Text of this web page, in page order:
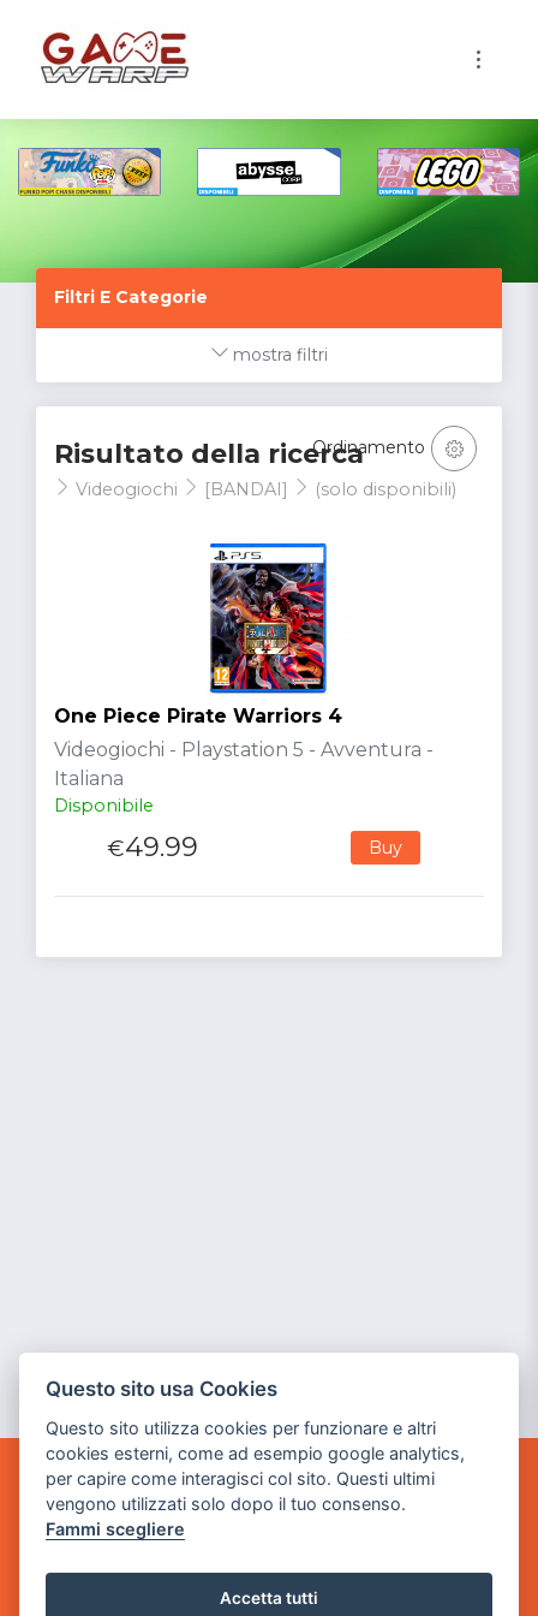
Filtri E Categorie
mostra filtri
Risultato della ricerca
Videogiochi [BANDAI] (solo disponibili)
Ordinamento
One Piece Pirate Warriors 4
Videogiochi - Playstation 5 - Avventura -
Italiana
Disponibile
€49.99 Buy
GAME WARP
BY POWER GAME SRL
Sede Legale
via Villaggio dei Platani, 3
Questo sito usa Cookies
Questo sito utilizza cookies per funzionare e altri
cookies esterni, come ad esempio google analytics,
per capire come interagisci col sito. Questi ultimi
vengono utilizzati solo dopo il tuo consenso.
Fammi scegliere
Accetta tutti